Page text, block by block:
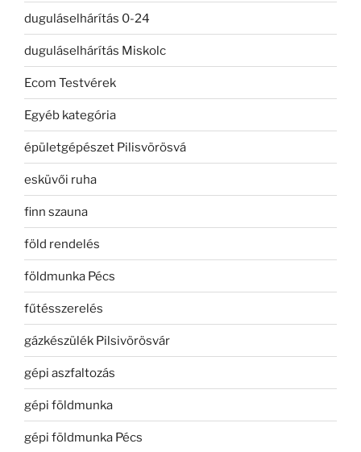
duguláselhárítás 0-24
duguláselhárítás Miskolc
Ecom Testvérek
Egyéb kategória
épületgépészet Pilisvörösvá
esküvői ruha
finn szauna
föld rendelés
földmunka Pécs
fűtésszerelés
gázkészülék Pilsivörösvár
gépi aszfaltozás
gépi földmunka
gépi földmunka Pécs